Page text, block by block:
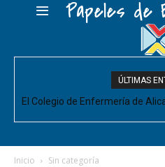
Papeles de
ÚLTIMAS
El Colegio de Enfermería de
acompañe de
Inicio Sin categoría